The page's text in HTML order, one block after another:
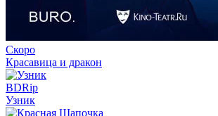
13 серия
аниме сериалРазгневанная леди поклялась
отомстить: Я разрушу
1 сезон
3 серия
21 . 07
мультсериалЦарь горы
Скоро
Красавица и дракон
BDRip
Узник